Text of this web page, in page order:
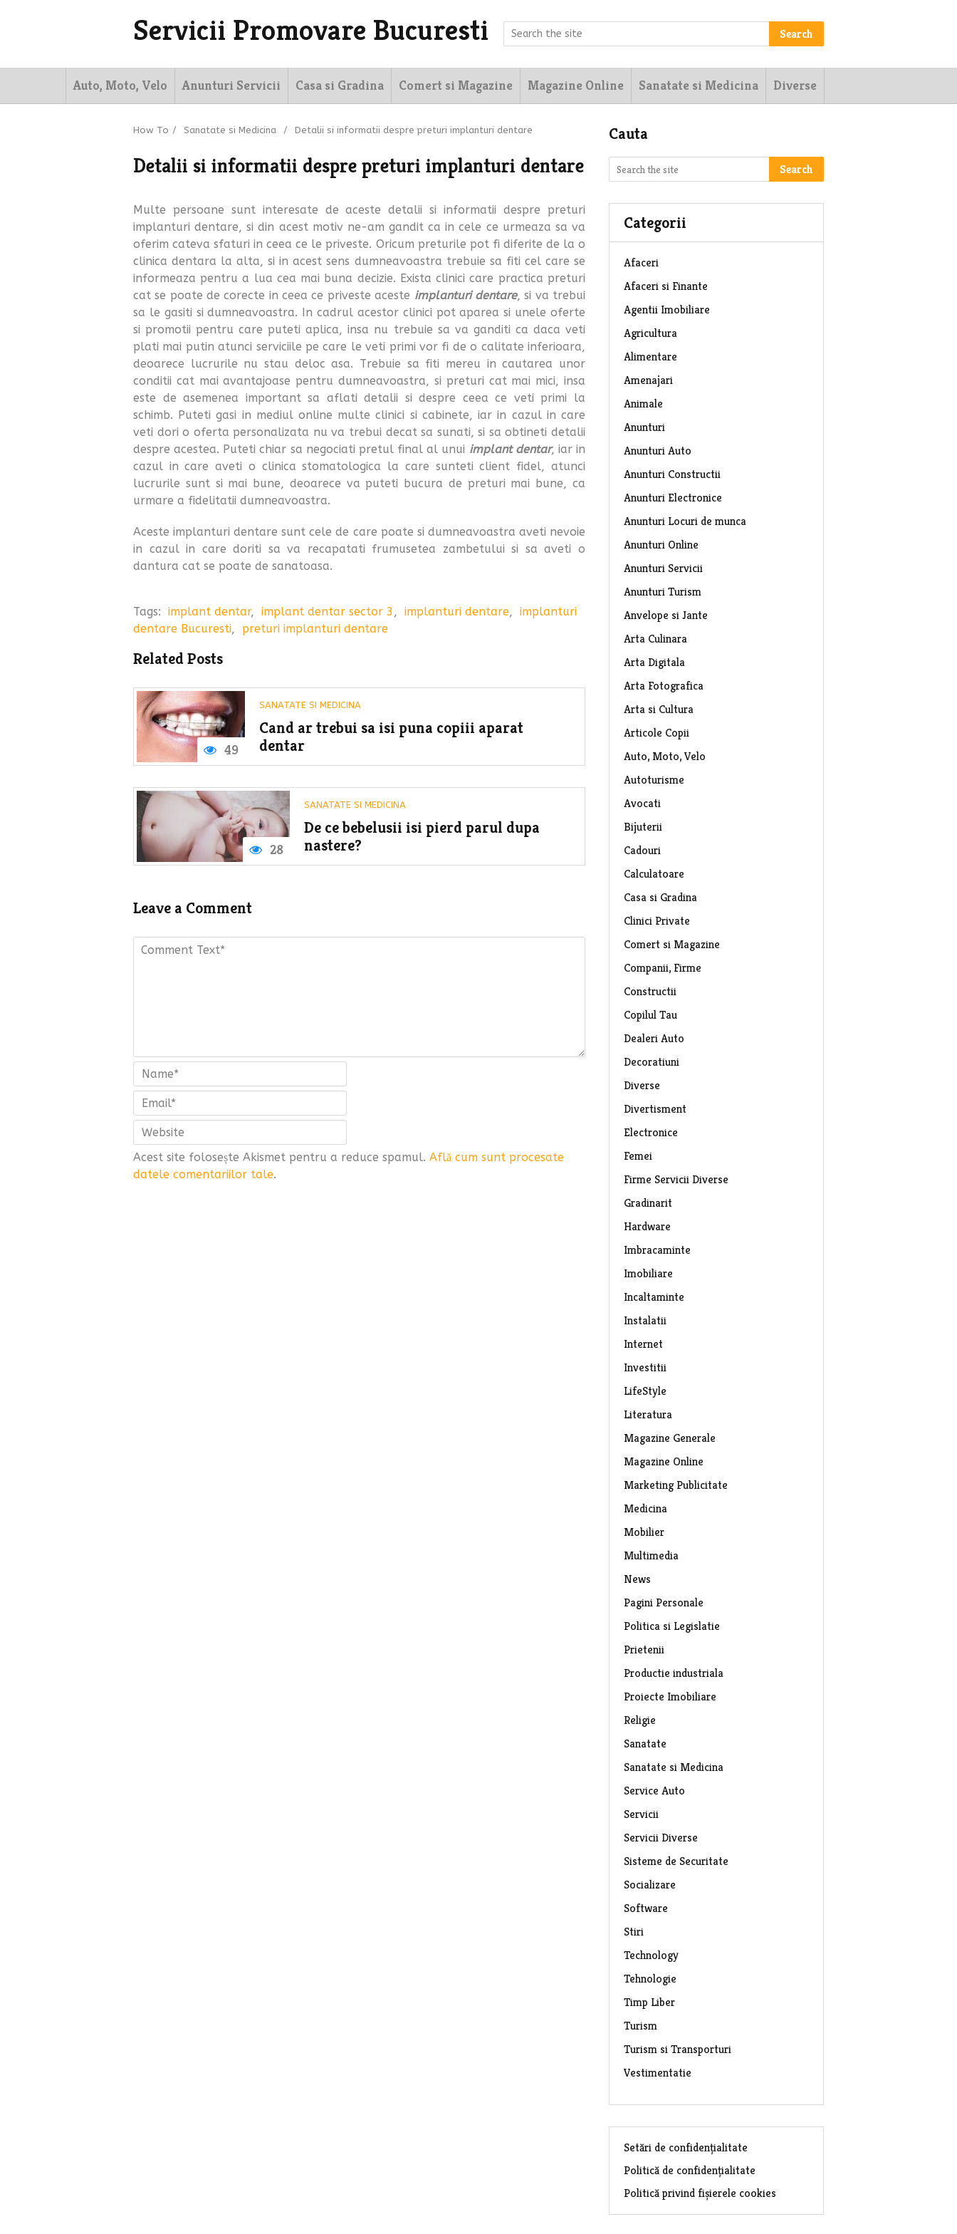
Servicii Promovare Bucuresti Search
Auto, Moto, Velo Anunturi Servicii Casa si Gradina Comert si Magazine Magazine Online Sanatate si Medicina Diverse
How To / Sanatate si Medicina / Detalii si informatii despre preturi implanturi dentare
Detalii si informatii despre preturi implanturi dentare
Multe persoane sunt interesate de aceste detalii si informatii despre preturi
implanturi dentare, si din acest motiv ne-am gandit ca in cele ce urmeaza sa va
oferim cateva sfaturi in ceea ce le priveste. Oricum preturile pot fi diferite de la o
clinica dentara la alta, si in acest sens dumneavoastra trebuie sa fiti cel care se
informeaza pentru a lua cea mai buna decizie. Exista clinici care practica preturi
cat se poate de corecte in ceea ce priveste aceste implanturi dentare, si va trebui
sa le gasiti si dumneavoastra. In cadrul acestor clinici pot aparea si unele oferte
si promotii pentru care puteti aplica, insa nu trebuie sa va ganditi ca daca veti
plati mai putin atunci serviciile pe care le veti primi vor fi de o calitate inferioara,
deoarece lucrurile nu stau deloc asa. Trebuie sa fiti mereu in cautarea unor
conditii cat mai avantajoase pentru dumneavoastra, si preturi cat mai mici, insa
este de asemenea important sa aflati detalii si despre ceea ce veti primi la
schimb. Puteti gasi in mediul online multe clinici si cabinete, iar in cazul in care
veti dori o oferta personalizata nu va trebui decat sa sunati, si sa obtineti detalii
despre acestea. Puteti chiar sa negociati pretul final al unui implant dentar, iar in
cazul in care aveti o clinica stomatologica la care sunteti client fidel, atunci
lucrurile sunt si mai bune, deoarece va puteti bucura de preturi mai bune, ca
urmare a fidelitatii dumneavoastra.
Aceste implanturi dentare sunt cele de care poate si dumneavoastra aveti nevoie
in cazul in care doriti sa va recapatati frumusetea zambetului si sa aveti o
dantura cat se poate de sanatoasa.
Tags: implant dentar, implant dentar sector 3, implanturi dentare, implanturi
dentare Bucuresti, preturi implanturi dentare
Related Posts
49
SANATATE SI MEDICINA
Cand ar trebui sa isi puna copiii aparat
dentar
28
SANATATE SI MEDICINA
De ce bebelusii isi pierd parul dupa
nastere?
Leave a Comment
Acest site folosește Akismet pentru a reduce spamul. Află cum sunt procesate
datele comentariilor tale.
Cauta
Search
Categorii
Afaceri
Afaceri si Finante
Agentii Imobiliare
Agricultura
Alimentare
Amenajari
Animale
Anunturi
Anunturi Auto
Anunturi Constructii
Anunturi Electronice
Anunturi Locuri de munca
Anunturi Online
Anunturi Servicii
Anunturi Turism
Anvelope si Jante
Arta Culinara
Arta Digitala
Arta Fotografica
Arta si Cultura
Articole Copii
Auto, Moto, Velo
Autoturisme
Avocati
Bijuterii
Cadouri
Calculatoare
Casa si Gradina
Clinici Private
Comert si Magazine
Companii, Firme
Constructii
Copilul Tau
Dealeri Auto
Decoratiuni
Diverse
Divertisment
Electronice
Femei
Firme Servicii Diverse
Gradinarit
Hardware
Imbracaminte
Imobiliare
Incaltaminte
Instalatii
Internet
Investitii
LifeStyle
Literatura
Magazine Generale
Magazine Online
Marketing Publicitate
Medicina
Mobilier
Multimedia
News
Pagini Personale
Politica si Legislatie
Prietenii
Productie industriala
Proiecte Imobiliare
Religie
Sanatate
Sanatate si Medicina
Service Auto
Servicii
Servicii Diverse
Sisteme de Securitate
Socializare
Software
Stiri
Technology
Tehnologie
Timp Liber
Turism
Turism si Transporturi
Vestimentatie
Setări de confidențialitate
Politică de confidențialitate
Politică privind fișierele cookies